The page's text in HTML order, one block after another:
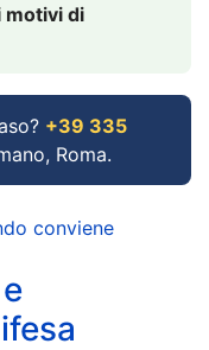
motivi di
+39 335
Roma.
conviene